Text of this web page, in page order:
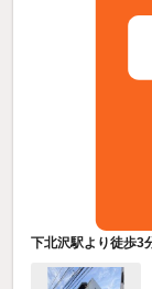
下北沢駅より徒歩3